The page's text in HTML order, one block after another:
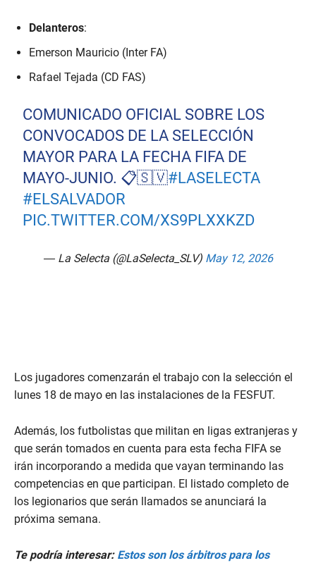
Delanteros:
Emerson Mauricio (Inter FA)
Rafael Tejada (CD FAS)
COMUNICADO OFICIAL SOBRE LOS
CONVOCADOS DE LA SELECCIÓN
MAYOR PARA LA FECHA FIFA DE
MAYO-JUNIO. 📋🇸🇻#LASELECTA
#ELSALVADOR
PIC.TWITTER.COM/XS9PLXXKZD
— La Selecta (@LaSelecta_SLV) May 12, 2026
Los jugadores comenzarán el trabajo con la selección el
lunes 18 de mayo en las instalaciones de la FESFUT.
Además, los futbolistas que militan en ligas extranjeras y
que serán tomados en cuenta para esta fecha FIFA se
irán incorporando a medida que vayan terminando las
competencias en que participan. El listado completo de
los legionarios que serán llamados se anunciará la
próxima semana.
Te podría interesar: Estos son los árbitros para los